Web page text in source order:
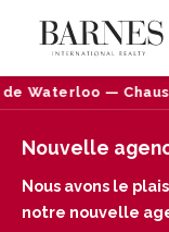
87, 1410
Nouvelle
Nous avons le
notre nouvelle